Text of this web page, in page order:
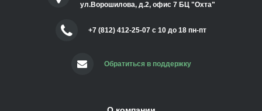
ул.Ворошилова, д.2, офис 7 БЦ "Охта"
+7 (812) 412-25-07 c 10 до 18 пн-пт
Обратиться в поддержку